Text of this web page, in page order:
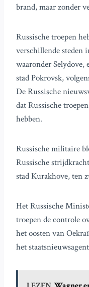
brand, maar zonder
Russische troepen
verschillende steden
waaronder
stad Pokrovsk,
De Russische
dat Russische
hebben.
Russische militaire
Russische
stad Kurakhove, ten
Het Russische
troepen de controle
het oosten van
het